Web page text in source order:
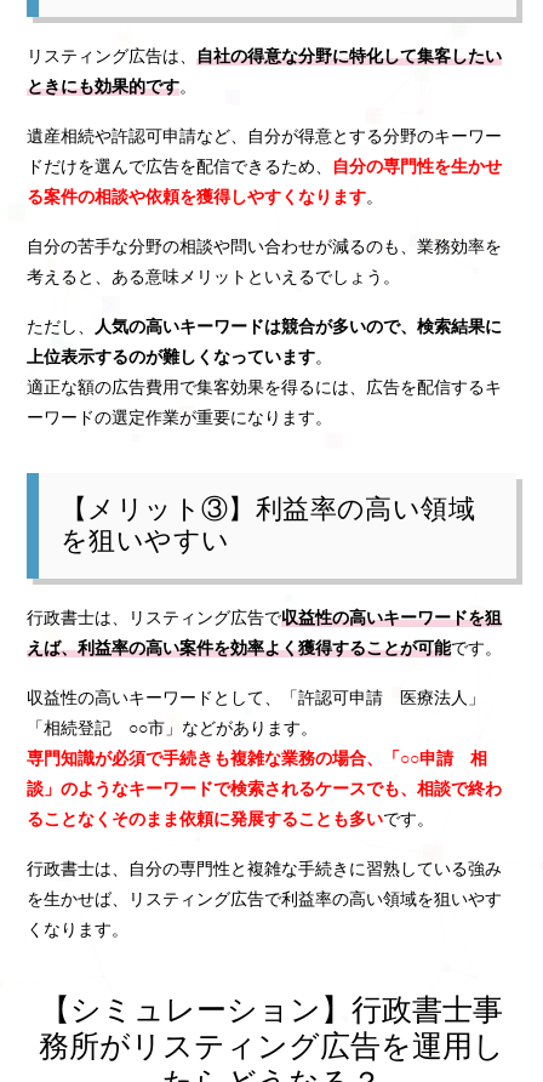
リスティング広告は、自社の得意な分野に特化して集客したい
ときにも効果的です。
遺産相続や許認可申請など、自分が得意とする分野のキーワー
ドだけを選んで広告を配信できるため、 自分の専門性を生かせ
る案件の相談や依頼を獲得しやすくなります。
自分の苦手な分野の相談や問い合わせが減るのも、業務効率を
考えると、ある意味メリットといえるでしょう。
ただし、
人気の高いキーワードは競合が多いので、検索結果に
上位表示するのが難しくなっています。
適正な額の広告費用で集客効果を得るには、広告を配信するキ
ーワードの選定作業が重要になります。
【メリット③】利益率の高い領域
を狙いやすい
行政書士は、リスティング広告で収益性の高いキーワードを狙
えば、利益率の高い案件を効率よく獲得することが可能です。
収益性の高いキーワードとして、「許認可申請 医療法人」
「相続登記 ○○市」などがあります。
専門知識が必須で手続きも複雑な業務の場合、「○○申請 相
談」のようなキーワードで検索されるケースでも、相談で終わ
ることなくそのまま依頼に発展することも多いです。
行政書士は、自分の専門性と複雑な手続きに習熟している強み
を生かせば、リスティング広告で利益率の高い領域を狙いやす
くなります。
【シミュレーション】行政書士事
務所がリスティング広告を運用し